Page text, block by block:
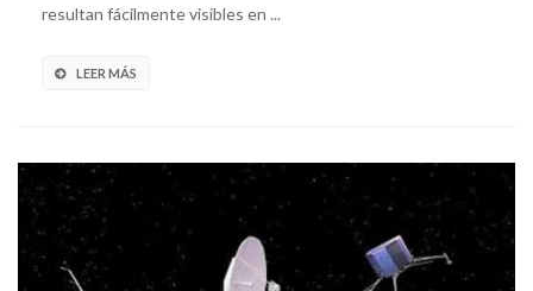
resultan fácilmente visibles en ...
LEER MÁS